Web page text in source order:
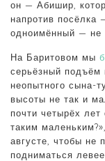
он — Абишир,
напротив посёлка
одноимённый — не
На Баритовом мы
серьёзный подъём
неопытного сына-
высоты не так и
почти четырёх
таким
августе, чтобы не
подниматься